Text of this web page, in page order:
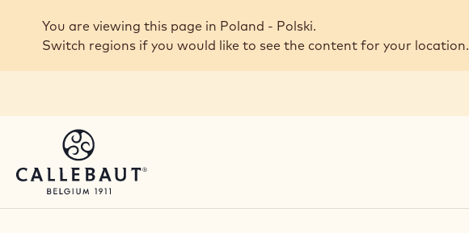
Skip to main content
You are viewing this page in Poland - Polski.
Switch regions if you would like to see the content for your location.